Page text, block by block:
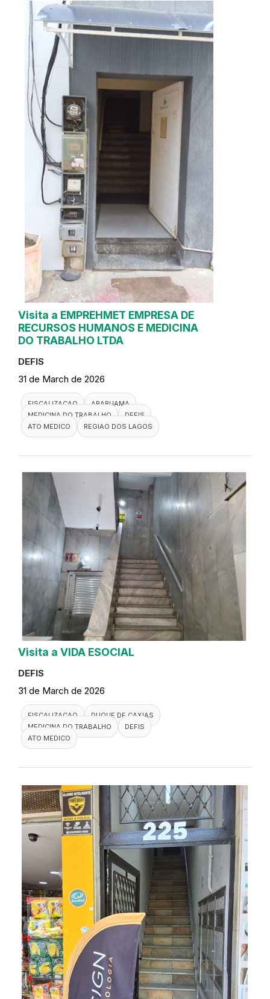
Visita a EMPREHMET EMPRESA DE
RECURSOS HUMANOS E MEDICINA
DO TRABALHO LTDA
DEFIS
31 de March de 2026
FISCALIZACAO
ARARUAMA
MEDICINA DO TRABALHO
DEFIS
ATO MEDICO
REGIAO DOS LAGOS
Visita a VIDA ESOCIAL
DEFIS
31 de March de 2026
FISCALIZACAO
DUQUE DE CAXIAS
MEDICINA DO TRABALHO
DEFIS
ATO MEDICO